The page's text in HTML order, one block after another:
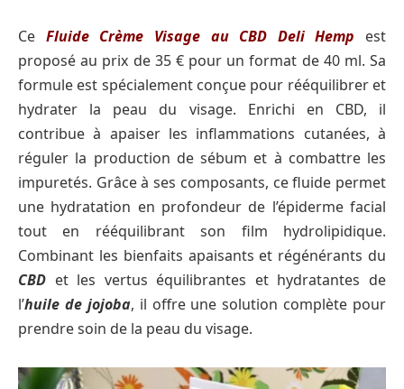
Ce Fluide Crème Visage au CBD Deli Hemp est
proposé au prix de 35 € pour un format de 40 ml. Sa
formule est spécialement conçue pour rééquilibrer et
hydrater la peau du visage. Enrichi en CBD, il
contribue à apaiser les inflammations cutanées, à
réguler la production de sébum et à combattre les
impuretés. Grâce à ses composants, ce fluide permet
une hydratation en profondeur de l’épiderme facial
tout en rééquilibrant son film hydrolipidique.
Combinant les bienfaits apaisants et régénérants du
CBD et les vertus équilibrantes et hydratantes de
l’huile de jojoba, il offre une solution complète pour
prendre soin de la peau du visage.